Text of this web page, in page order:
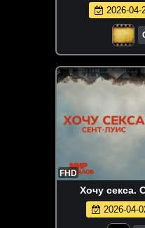
2026-04-
FHD
Хочу секса.
2026-04-